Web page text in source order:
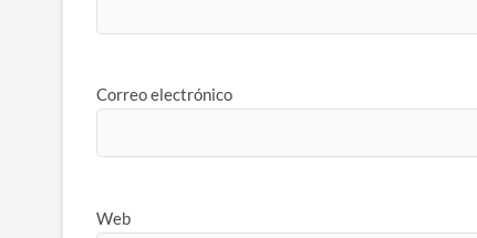
Correo electrónico
Web